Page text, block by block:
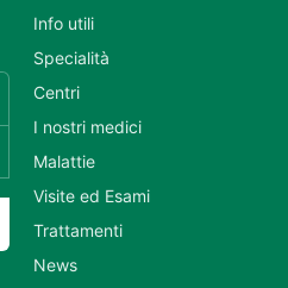
Info utili
Specialità
Centri
I nostri medici
Malattie
Visite ed Esami
Trattamenti
News